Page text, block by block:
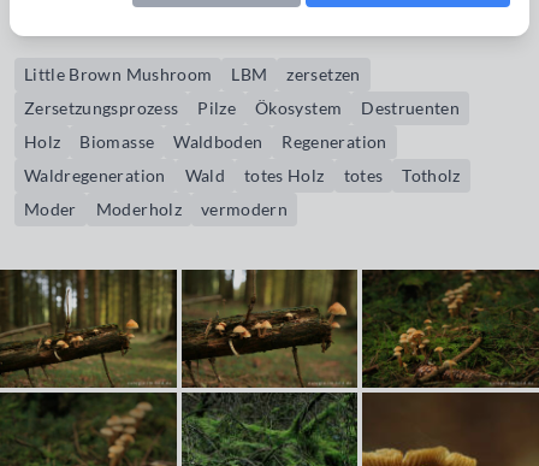
Little Brown Mushroom LBM
zersetzen
Zersetzungsprozess
Pilze Ökosystem
Destruenten
Holz
Biomasse Waldboden
Regeneration
Waldregeneration
Wald totes Holz totes
Totholz
Moder
Moderholz vermodern